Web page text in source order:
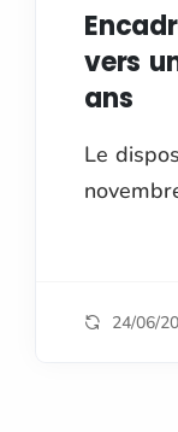
vers
ans
Le
24/06/